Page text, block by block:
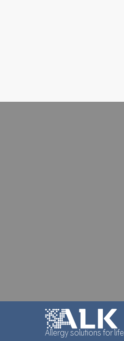
Allergy solutions for life